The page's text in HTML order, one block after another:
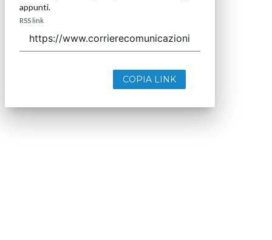
appunti.
RSS link
COPIA LINK